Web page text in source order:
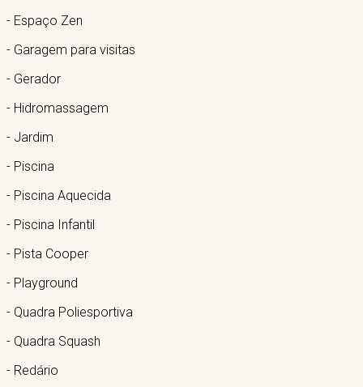
- Espaço Zen
- Garagem para visitas
- Gerador
- Hidromassagem
- Jardim
- Piscina
- Piscina Aquecida
- Piscina Infantil
- Pista Cooper
- Playground
- Quadra Poliesportiva
- Quadra Squash
- Redário